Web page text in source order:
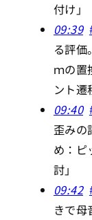
付け」
09:39
る評価
ｍの置
ント遷
09:40
歪みの
め：ピ
討」
09:42
きで母